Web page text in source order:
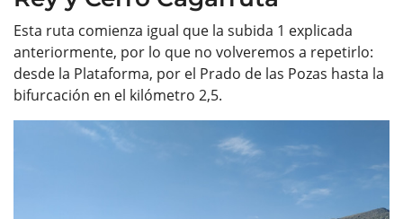
Esta ruta comienza igual que la subida 1 explicada
anteriormente, por lo que no volveremos a repetirlo:
desde la Plataforma, por el Prado de las Pozas hasta la
bifurcación en el kilómetro 2,5.